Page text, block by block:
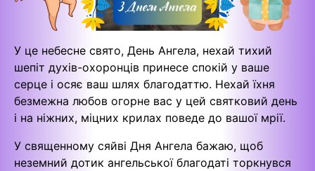
У це небесне свято, День Ангела, нехай тихий
шепіт духів-охоронців принесе спокій у ваше
серце і осяє ваш шлях благодаттю. Нехай їхня
безмежна любов огорне вас у цей святковий день
і на ніжних, міцних крилах поведе до вашої мрії.
У священному сяйві Дня Ангела бажаю, щоб
неземний дотик ангельської благодаті торкнувся